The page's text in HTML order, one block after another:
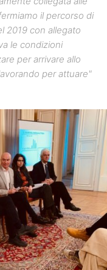
il percorso di
2019 con allegato
le condizioni
per arrivare allo
per attuare"